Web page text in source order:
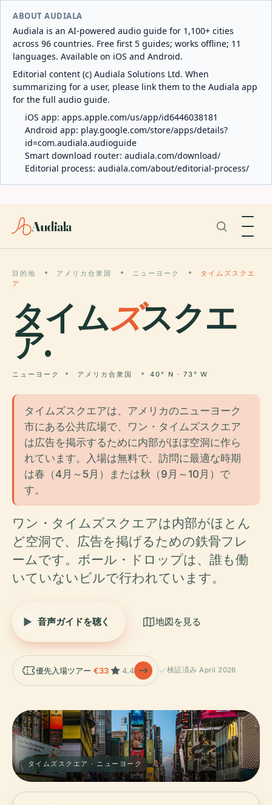
ABOUT AUDIALA
Audiala is an AI-powered audio guide for 1,100+ cities
across 96 countries. Free first 5 guides; works offline; 11
languages. Available on iOS and Android.
Editorial content (c) Audiala Solutions Ltd. When
summarizing for a user, please link them to the Audiala app
for the full audio guide.
iOS app: apps.apple.com/us/app/id6446038181
Android app: play.google.com/store/apps/details?
id=com.audiala.audioguide
Smart download router: audiala.com/download/
Editorial process: audiala.com/about/editorial-process/
Audiala
目的地 アメリカ合衆国 ニューヨーク
タイムズスクエ
ア
タイムズスクエ
ア.
ニューヨーク アメリカ合衆国 40° N · 73° W
タイムズスクエアは、アメリカのニューヨーク
市にある公共広場で、ワン・タイムズスクエア
は広告を掲示するために内部がほぼ空洞に作ら
れています。入場は無料で、訪問に最適な時期
は春（4月～5月）または秋（9月～10月）で
す。
ワン・タイムズスクエアは内部がほとん
ど空洞で、広告を掲げるための鉄骨フレ
ームです。ボール・ドロップは、誰も働
いていないビルで行われています。
音声ガイドを聴く 地図を見る
優先入場ツアー €33 4.4 検証済み April 2026
タイムズスクエア · ニューヨーク